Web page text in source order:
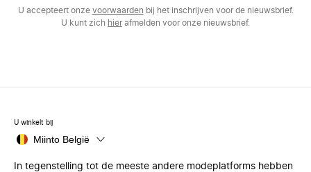
U accepteert onze voorwaarden bij het inschrijven voor de nieuwsbrief.
U kunt zich hierafmelden voor onze nieuwsbrief.
U winkelt bij
Miinto België
In tegenstelling tot de meeste andere modeplatforms hebben